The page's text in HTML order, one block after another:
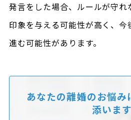
発言をした場合、ルールが守
印象を与える可能性が高く、
進む可能性があります。
あなたの離婚のお悩み
添います